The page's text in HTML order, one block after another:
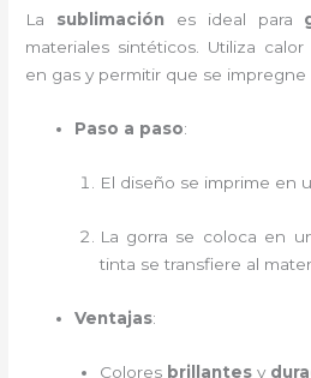
La sublimación es ideal para
materiales sintéticos. Utiliza
en gas y permitir que se impregne
Paso a paso:
El diseño se imprime en
La gorra se coloca en
tinta se transfiere al
Ventajas:
Colores brillantesy